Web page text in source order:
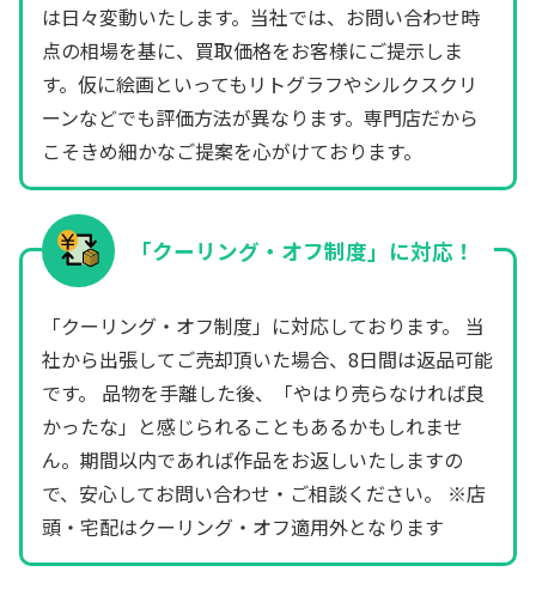
は日々変動いたします。当社では、お問い合わせ時
点の相場を基に、買取価格をお客様にご提示しま
す。仮に絵画といってもリトグラフやシルクスクリ
ーンなどでも評価方法が異なります。専門店だから
こそきめ細かなご提案を心がけております。
「クーリング・オフ制度」に対応！
「クーリング・オフ制度」に対応しております。 当
社から出張してご売却頂いた場合、8日間は返品可能
です。 品物を手離した後、「やはり売らなければ良
かったな」と感じられることもあるかもしれませ
ん。期間以内であれば作品をお返しいたしますの
で、安心してお問い合わせ・ご相談ください。 ※店
頭・宅配はクーリング・オフ適用外となります